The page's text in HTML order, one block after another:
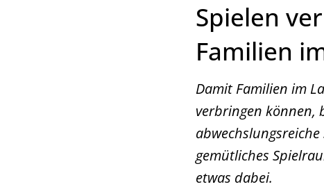
Spielen
Familien
Damit Familien im
verbringen können,
gemütliches
etwas dabei.